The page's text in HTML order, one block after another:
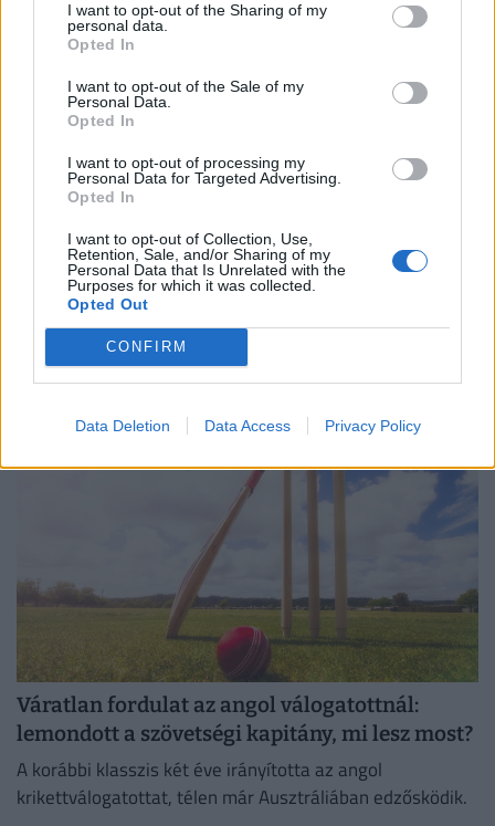
I want to opt-out of the Sharing of my
personal data.
Opted In
I want to opt-out of the Sale of my
Personal Data.
Opted In
I want to opt-out of processing my
Personal Data for Targeted Advertising.
Opted In
I want to opt-out of Collection, Use,
Retention, Sale, and/or Sharing of my
Personal Data that Is Unrelated with the
Purposes for which it was collected.
Opted Out
CONFIRM
Data Deletion Data Access Privacy Policy
A közönség járt jól: kikapott a Fradi a Realtól,
de nincs oka szégyenkezni
A Ferencváros hazai pályán, csaknem telt ház előtt 2–1-
es vereséget szenvedett a José Mourinho által irányított
Real Madridtól a szombati felkészülési mérkőzésen.
Váratlan fordulat az angol válogatottnál:
lemondott a szövetségi kapitány, mi lesz most?
A korábbi klasszis két éve irányította az angol
krikettválogatottat, télen már Ausztráliában edzősködik.